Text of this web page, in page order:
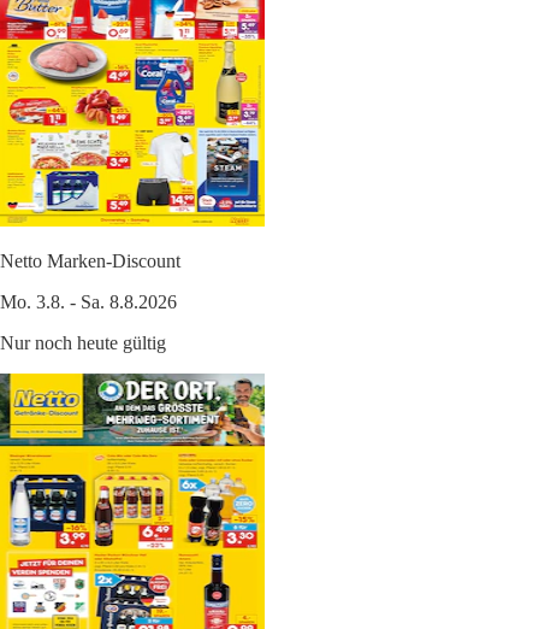
Netto Marken-Discount
Mo. 3.8. - Sa. 8.8.2026
Nur noch heute gültig